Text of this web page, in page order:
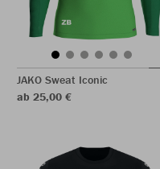
JAKO Sweat Iconic
ab 25,00 €